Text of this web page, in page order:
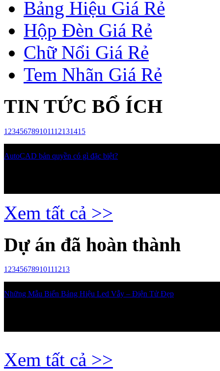
Bảng Hiệu Giá Rẻ
Hộp Đèn Giá Rẻ
Chữ Nổi Giá Rẻ
Tem Nhãn Giá Rẻ
TIN TỨC BỔ ÍCH
1 23456789101112131415
AutoCAD bản quyền có gì đặc biệt?
Xem tất cả >>
Dự án đã hoàn thành
1 2345678910111213
Những Mẫu Biển Bảng Hiệu Led Vẫy – Điện Tử Đẹp
Xem tất cả >>